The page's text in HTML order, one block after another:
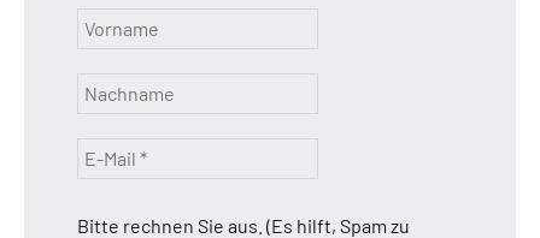
Bitte rechnen Sie aus. (Es hilft, Spam zu